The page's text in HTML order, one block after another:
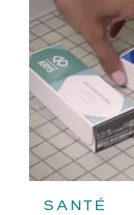
SANTÉ
pour
débuter
avec
ses
lentilles